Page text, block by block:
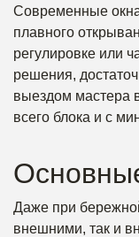
Современные
плавного
регулировке или
решения,
выездом мастера
всего блока и с
Даже при
внешними, так и